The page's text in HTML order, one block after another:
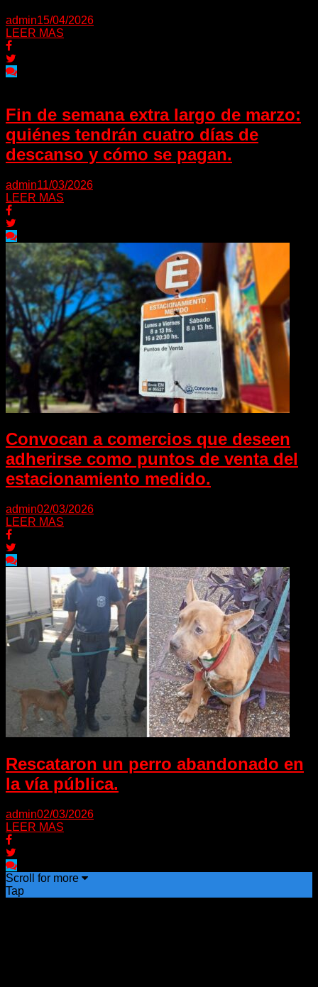
admin15/04/2026
LEER MAS
Fin de semana extra largo de marzo:
quiénes tendrán cuatro días de
descanso y cómo se pagan.
admin11/03/2026
LEER MAS
Convocan a comercios que deseen
adherirse como puntos de venta del
estacionamiento medido.
admin02/03/2026
LEER MAS
Rescataron un perro abandonado en
la vía pública.
admin02/03/2026
LEER MAS
Scroll for more
Tap